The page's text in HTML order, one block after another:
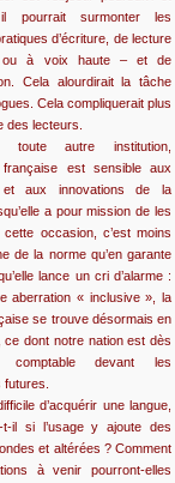
pourrait surmonter les
d’écriture, de lecture
ou à voix haute – et de
Cela alourdirait la tâche
Cela compliquerait plus
des lecteurs.
toute autre institution,
française est sensible aux
et aux innovations de la
a pour mission de les
cette occasion, c’est moins
de la norme qu’en garante
lance un cri d’alarme :
aberration « inclusive », la
se trouve désormais en
ce dont notre nation est dès
comptable devant les
d’acquérir une langue,
t-il si l’usage y ajoute des
et altérées ? Comment
à venir pourront-elles